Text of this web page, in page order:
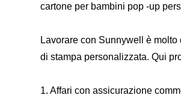
cartone per bambini pop -up
Lavorare con Sunnywell è
di stampa personalizzata. Qui
1. Affari con assicurazione